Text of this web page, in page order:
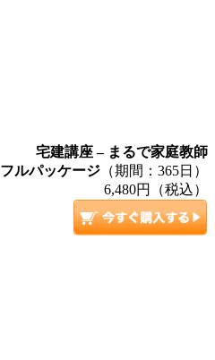
宅建講座 – まるで家庭教師
フルパッケージ （期間：365日）
6,480円（税込）